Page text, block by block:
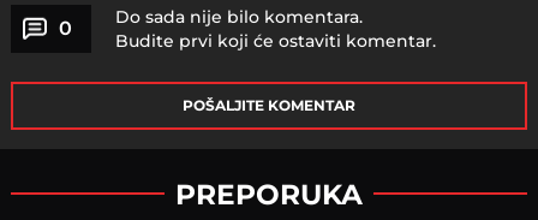
0
Do sada nije bilo komentara.
Budite prvi koji će ostaviti komentar.
POŠALJITE KOMENTAR
PREPORUKA